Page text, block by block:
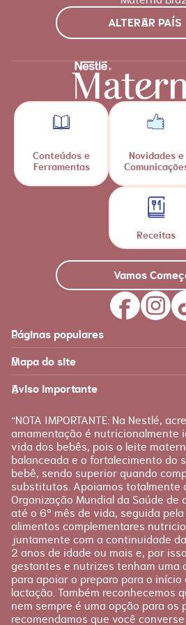
ALTERAR PAÍS
Conteúdos e
Ferramentas
Novidades e
Receitas
Vamos
Páginas populares
Feito para você
FAQ
Fale conosco
Mapa do site
Produtos
Loja Nestlé FamilyNes
Produtos Materna
Etapas
Gravidez
Planejamento
Pós-parto
Aviso importante
“NOTA IMPORTANTE: Na Nestlé,
amamentação é nutricionalmente
vida dos bebês, pois o leite
balanceada e o fortalecimento do
bebê, sendo superior quando
substitutos. Apoiamos totalmente
Organização Mundial da Saúde de
até o 6º mês de vida, seguida
alimentos complementares
juntamente com a continuidade
2 anos de idade ou mais e, por
gestantes e nutrizes tenham uma
para apoiar o preparo para o
lactação. Também reconhecemos
nem sempre é uma opção para os
recomendamos que você